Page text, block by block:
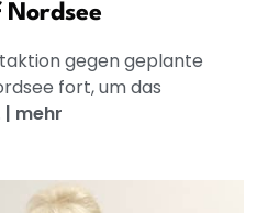
gegen geplante
fort, um das
| mehr